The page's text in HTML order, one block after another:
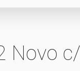
Novo